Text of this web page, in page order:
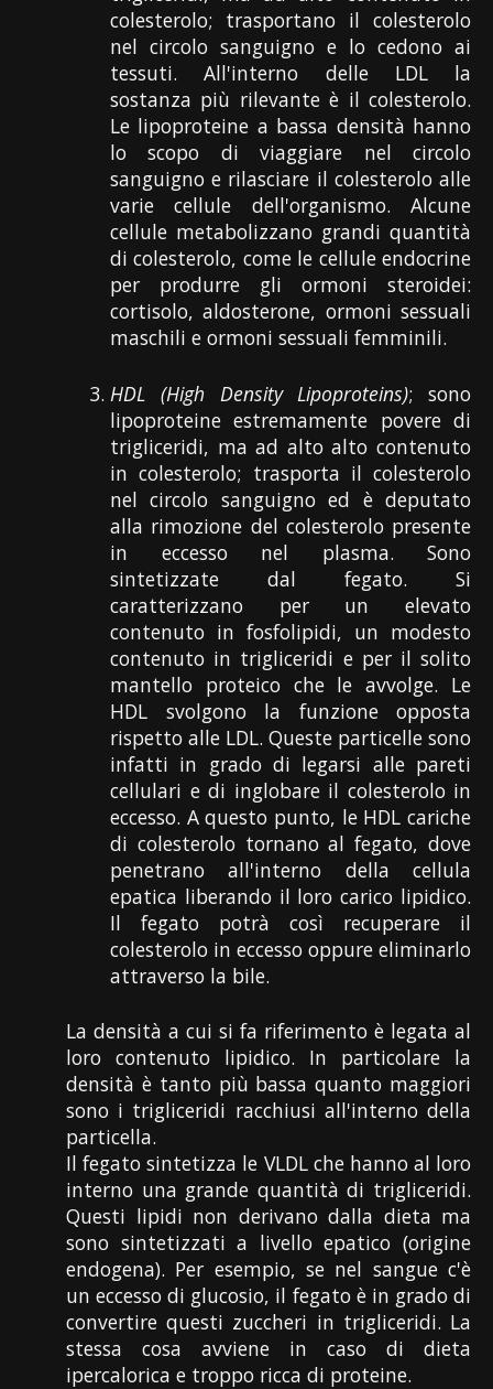
colesterolo; trasportano il colesterolo
nel circolo sanguigno e lo cedono ai
tessuti. All'interno delle LDL la
sostanza più rilevante è il colesterolo.
Le lipoproteine a bassa densità hanno
lo scopo di viaggiare nel circolo
sanguigno e rilasciare il colesterolo alle
varie cellule dell'organismo. Alcune
cellule metabolizzano grandi quantità
di colesterolo, come le cellule endocrine
per produrre gli ormoni steroidei:
cortisolo, aldosterone, ormoni sessuali
maschili e ormoni sessuali femminili.
HDL (High Density Lipoproteins); sono
lipoproteine estremamente povere di
trigliceridi, ma ad alto alto contenuto
in colesterolo; trasporta il colesterolo
nel circolo sanguigno ed è deputato
alla rimozione del colesterolo presente
in eccesso nel plasma. Sono
sintetizzate dal fegato. Si
caratterizzano per un elevato
contenuto in fosfolipidi, un modesto
contenuto in trigliceridi e per il solito
mantello proteico che le avvolge. Le
HDL svolgono la funzione opposta
rispetto alle LDL. Queste particelle sono
infatti in grado di legarsi alle pareti
cellulari e di inglobare il colesterolo in
eccesso. A questo punto, le HDL cariche
di colesterolo tornano al fegato, dove
penetrano all'interno della cellula
epatica liberando il loro carico lipidico.
Il fegato potrà così recuperare il
colesterolo in eccesso oppure eliminarlo
attraverso la bile.
La densità a cui si fa riferimento è legata al
loro contenuto lipidico. In particolare la
densità è tanto più bassa quanto maggiori
sono i trigliceridi racchiusi all'interno della
particella.
Il fegato sintetizza le VLDL che hanno al loro
interno una grande quantità di trigliceridi.
Questi lipidi non derivano dalla dieta ma
sono sintetizzati a livello epatico (origine
endogena). Per esempio, se nel sangue c'è
un eccesso di glucosio, il fegato è in grado di
convertire questi zuccheri in trigliceridi. La
stessa cosa avviene in caso di dieta
ipercalorica e troppo ricca di proteine.